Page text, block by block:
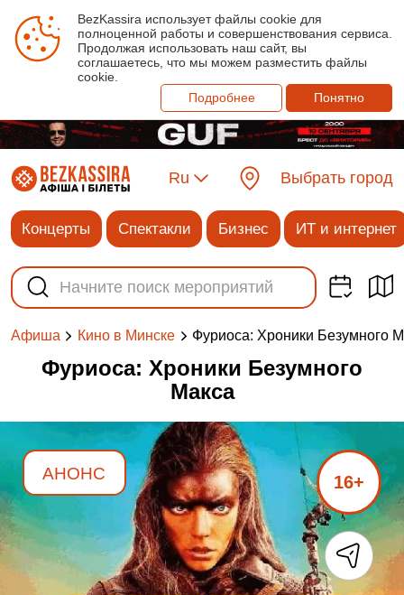
BezKassira использует файлы cookie для
полноценной работы и совершенствования сервиса.
Продолжая использовать наш сайт, вы
соглашаетесь, что мы можем разместить файлы
cookie.
Подробнее
Понятно
Ru Выбрать город
Концерты Спектакли Бизнес ИТ и интернет
Афиша Кино в Минске Фуриоса: Хроники Безумного
Фуриоса: Хроники Безумного
Макса
АНОНС 16+